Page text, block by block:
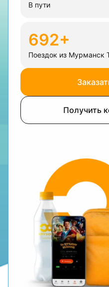
В пути
692+
Поездок из Мурманск
Получить